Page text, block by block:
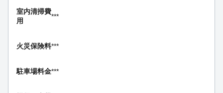
室内清掃費
用
***
火災保険料***
駐車場料金***